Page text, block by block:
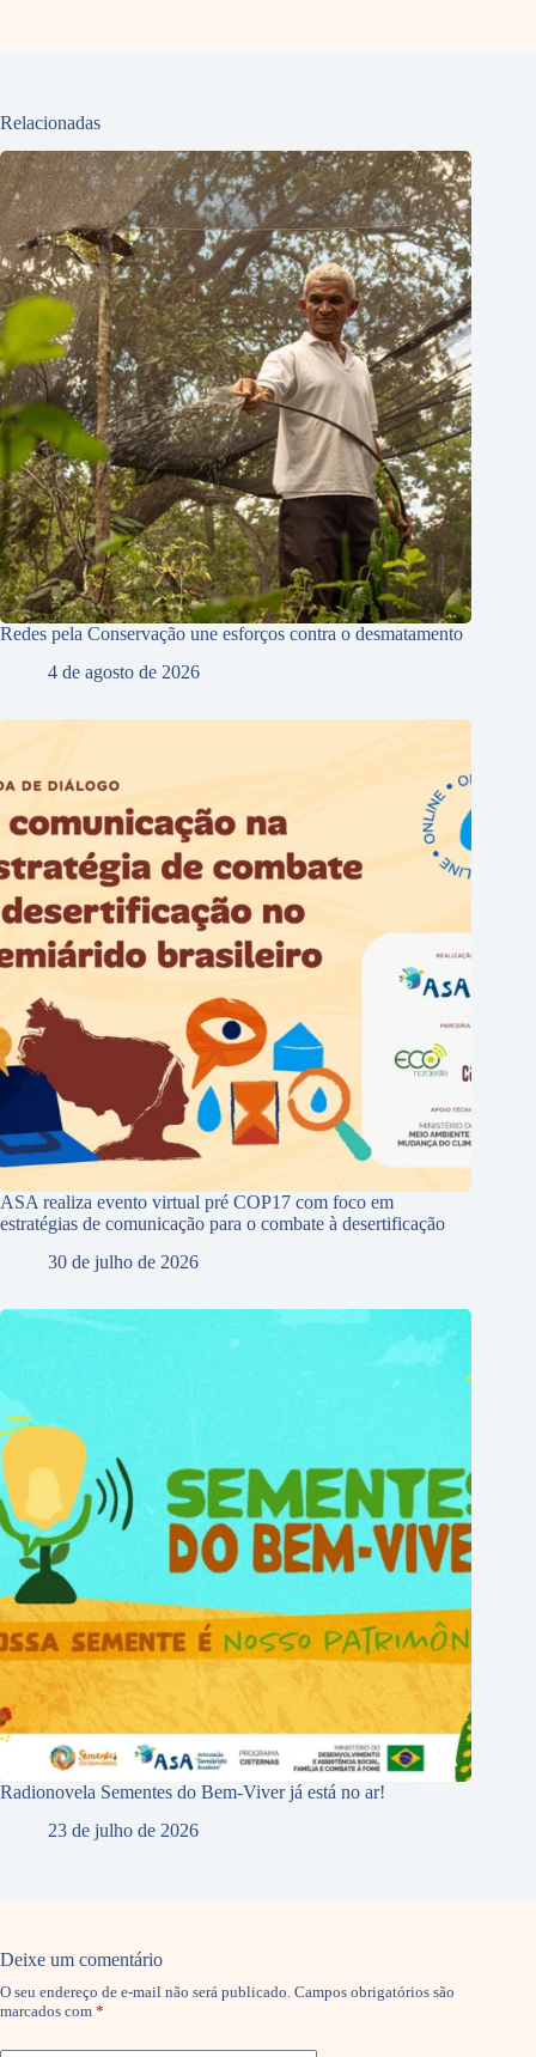
Relacionadas
Redes pela Conservação une esforços contra o desmatamento
4 de agosto de 2026
ASA realiza evento virtual pré COP17 com foco em
estratégias de comunicação para o combate à desertificação
30 de julho de 2026
Radionovela Sementes do Bem-Viver já está no ar!
23 de julho de 2026
Deixe um comentário
O seu endereço de e-mail não será publicado. Campos obrigatórios são
marcados com *